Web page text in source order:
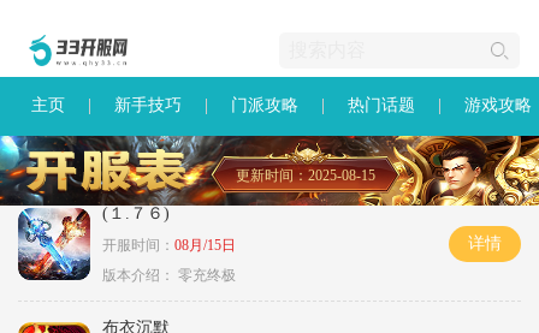
主页 新手技巧 门派攻略 热门话题 游戏攻略
更新时间：2025-08-15
(１.７６)
开服时间： 08月/15日
版本介绍： 零充终极
详情
布衣沉默